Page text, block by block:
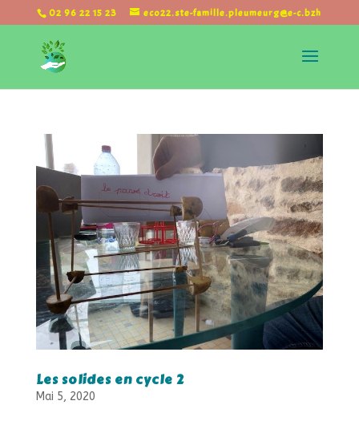
02 96 22 15 23 eco22.ste-famille.pleumeurg@e-c.bzh
Les solides en cycle 2
Mai 5, 2020